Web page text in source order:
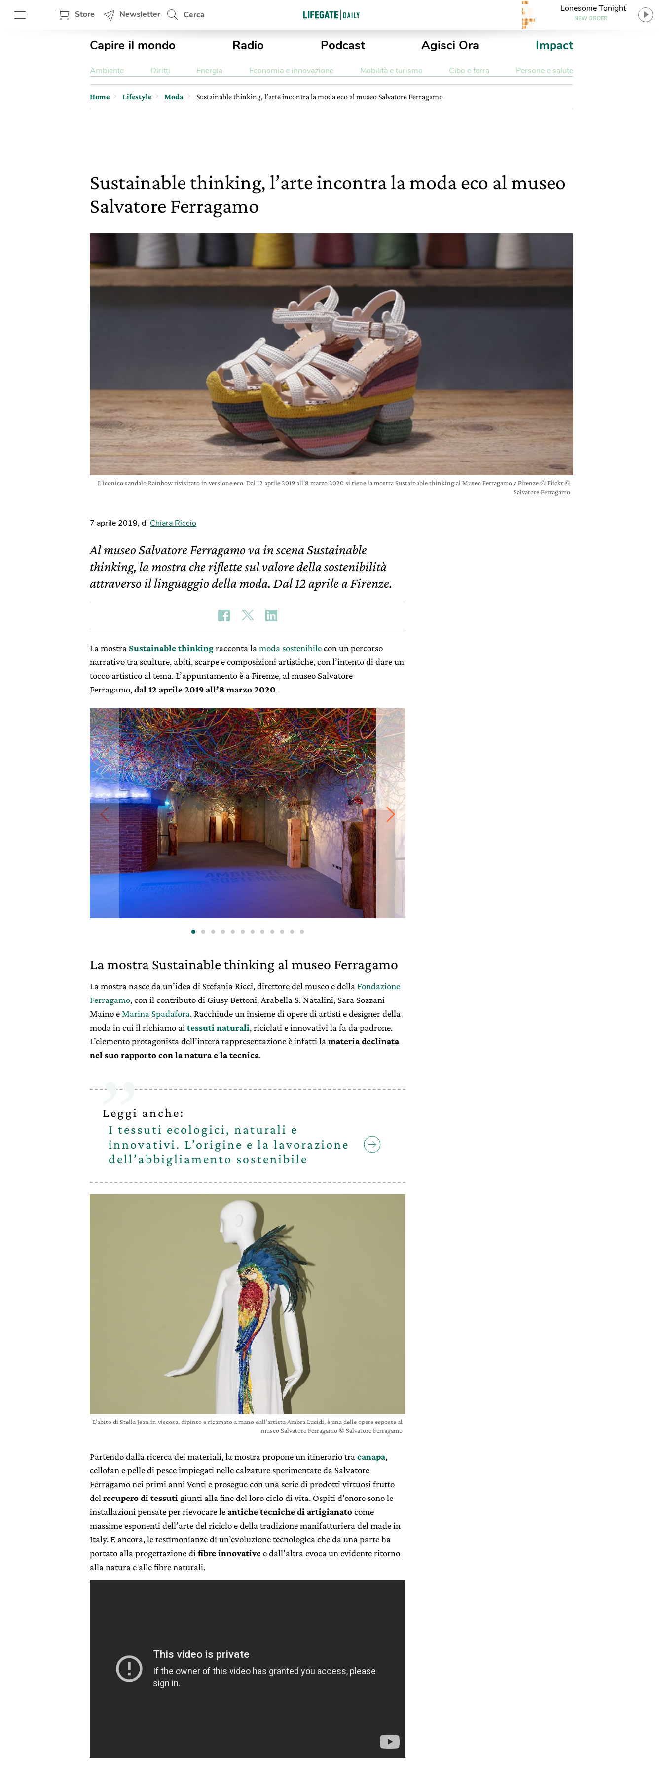
Store Newsletter Cerca
Lonesome Tonight
NEW ORDER
Capire il mondo Radio Podcast Agisci Ora Impact
Ambiente Diritti Energia Economia e innovazione Mobilità e turismo Cibo e terra Persone e salute
Home Lifestyle Moda Sustainable thinking, l’arte incontra la moda eco al museo Salvatore Ferragamo
Sustainable thinking, l’arte incontra la moda eco al museo
Salvatore Ferragamo
L'iconico sandalo Rainbow rivisitato in versione eco. Dal 12 aprile 2019 all'8 marzo 2020 si tiene la mostra Sustainable thinking al Museo Ferragamo a Firenze © Flickr ©
Salvatore Ferragamo
7 aprile 2019, di Chiara Riccio
Al museo Salvatore Ferragamo va in scena Sustainable
thinking, la mostra che riflette sul valore della sostenibilità
attraverso il linguaggio della moda. Dal 12 aprile a Firenze.
La mostra Sustainable thinkingracconta la moda sostenibilecon un percorso
narrativo tra sculture, abiti, scarpe e composizioni artistiche, con l’intento di dare un
tocco artistico al tema. L’appuntamento è a Firenze, al museo Salvatore
Ferragamo,dal 12 aprile 2019 all’8 marzo 2020.
La mostra Sustainable thinking al museo Ferragamo
La mostra nasce da un’idea di Stefania Ricci, direttore del museo e della Fondazione
Ferragamo, con il contributo di Giusy Bettoni, Arabella S. Natalini, Sara Sozzani
Maino eMarina Spadafora. Racchiude un insieme di opere di artisti e designer della
moda in cui il richiamo aitessuti naturali, riciclati e innovativi la fa da padrone.
L’elemento protagonista dell’intera rappresentazione è infatti lamateria declinata
nel suo rapporto con la natura e la tecnica.
Leggi anche:
I tessuti ecologici, naturali e
innovativi. L’origine e la lavorazione
dell’abbigliamento sostenibile
L’abito di Stella Jean in viscosa, dipinto e ricamato a mano dall’artista Ambra Lucidi, è una delle opere esposte al
museo Salvatore Ferragamo © Salvatore Ferragamo
Partendo dalla ricerca dei materiali, la mostra propone un itinerario tra canapa,
cellofan e pelle di pesce impiegati nelle calzature sperimentate da Salvatore
Ferragamo nei primi anni Venti e prosegue con una serie di prodotti virtuosi frutto
del recupero di tessuti giunti alla fine del loro ciclo di vita. Ospiti d’onore sono le
installazioni pensate per rievocare leantiche tecniche di artigianatocome
massime esponenti dell’arte del riciclo e della tradizione manifatturiera del made in
Italy. E ancora, le testimonianze di un’evoluzione tecnologica che da una parte ha
portato alla progettazione di fibre innovativee dall’altra evoca un evidente ritorno
alla natura e alle fibre naturali.